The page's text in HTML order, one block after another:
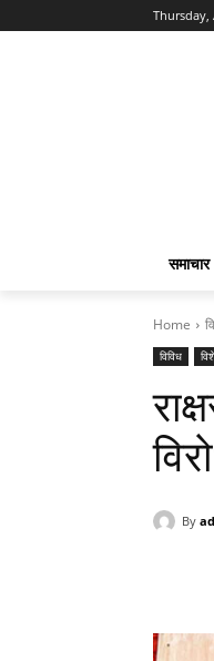
Thursday,
समाचार
Home
विविध
By